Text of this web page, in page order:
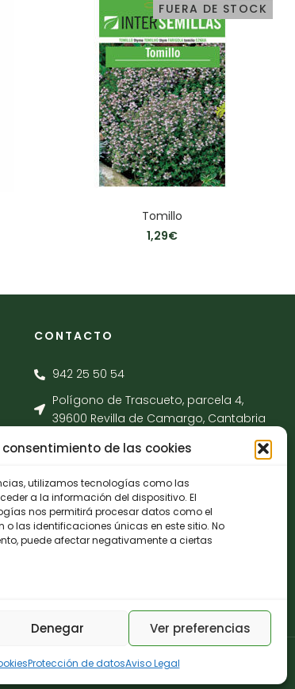
de las cookies
utilizamos tecnologías como las
a la información del dispositivo. El
nos permitirá procesar datos como el
las identificaciones únicas en este sitio. No
puede afectar negativamente a ciertas
Denegar Ver preferencias
Protección de datosAviso Legal
FUERA DE STOCK
Tomillo
1,29€
CONTACTO
942 25 50 54
Polígono de Trascueto, parcela 4,
39600 Revilla de Camargo, Cantabria
info@fernando-santamaria.com